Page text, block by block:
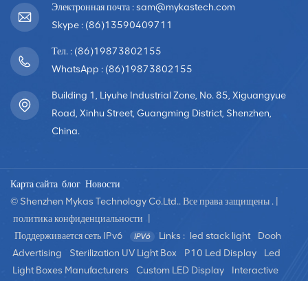
Электронная почта : sam@mykastech.com
Skype : (86)13590409711
Тел. : (86)19873802155
WhatsApp : (86)19873802155
Building 1, Liyuhe Industrial Zone, No. 85, Xiguangyue
Road, Xinhu Street, Guangming District, Shenzhen,
China.
Карта сайта блог Новости
© Shenzhen Mykas Technology Co.Ltd.. Все права защищены . |
политика конфиденциальности
Поддерживается сеть IPv6
Links : led stack light
Dooh
Advertising
Sterilization UV Light Box P10 Led Display
Led
Light Boxes Manufacturers
Custom LED Display Interactive